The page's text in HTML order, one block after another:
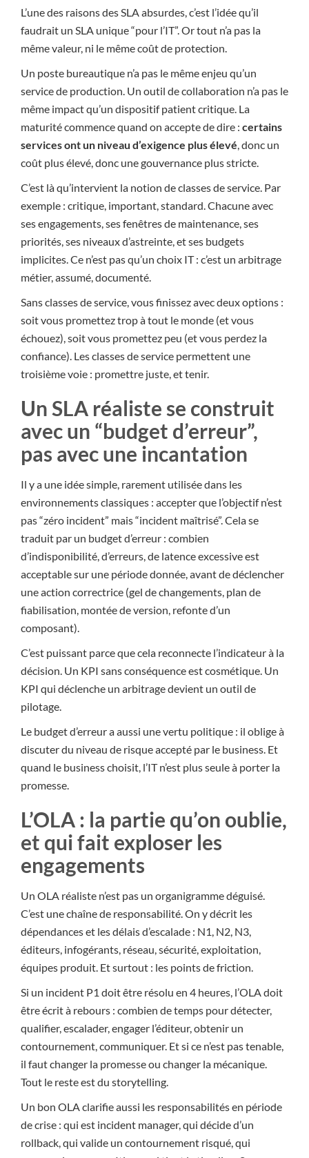
L’une des raisons des SLA absurdes, c’est l’idée qu’il
faudrait un SLA unique “pour l’IT”. Or tout n’a pas la
même valeur, ni le même coût de protection.
Un poste bureautique n’a pas le même enjeu qu’un
service de production. Un outil de collaboration n’a pas le
même impact qu’un dispositif patient critique. La
maturité commence quand on accepte de dire : certains
services ont un niveau d’exigence plus élevé, donc un
coût plus élevé, donc une gouvernance plus stricte.
C’est là qu’intervient la notion de classes de service. Par
exemple : critique, important, standard. Chacune avec
ses engagements, ses fenêtres de maintenance, ses
priorités, ses niveaux d’astreinte, et ses budgets
implicites. Ce n’est pas qu’un choix IT : c’est un arbitrage
métier, assumé, documenté.
Sans classes de service, vous finissez avec deux options :
soit vous promettez trop à tout le monde (et vous
échouez), soit vous promettez peu (et vous perdez la
confiance). Les classes de service permettent une
troisième voie : promettre juste, et tenir.
Un SLA réaliste se construit
avec un “budget d’erreur”,
pas avec une incantation
Il y a une idée simple, rarement utilisée dans les
environnements classiques : accepter que l’objectif n’est
pas “zéro incident” mais “incident maîtrisé”. Cela se
traduit par un budget d’erreur : combien
d’indisponibilité, d’erreurs, de latence excessive est
acceptable sur une période donnée, avant de déclencher
une action correctrice (gel de changements, plan de
fiabilisation, montée de version, refonte d’un
composant).
C’est puissant parce que cela reconnecte l’indicateur à la
décision. Un KPI sans conséquence est cosmétique. Un
KPI qui déclenche un arbitrage devient un outil de
pilotage.
Le budget d’erreur a aussi une vertu politique : il oblige à
discuter du niveau de risque accepté par le business. Et
quand le business choisit, l’IT n’est plus seule à porter la
promesse.
L’OLA : la partie qu’on oublie,
et qui fait exploser les
engagements
Un OLA réaliste n’est pas un organigramme déguisé.
C’est une chaîne de responsabilité. On y décrit les
dépendances et les délais d’escalade : N1, N2, N3,
éditeurs, infogérants, réseau, sécurité, exploitation,
équipes produit. Et surtout : les points de friction.
Si un incident P1 doit être résolu en 4 heures, l’OLA doit
être écrit à rebours : combien de temps pour détecter,
qualifier, escalader, engager l’éditeur, obtenir un
contournement, communiquer. Et si ce n’est pas tenable,
il faut changer la promesse ou changer la mécanique.
Tout le reste est du storytelling.
Un bon OLA clarifie aussi les responsabilités en période
de crise : qui est incident manager, qui décide d’un
rollback, qui valide un contournement risqué, qui